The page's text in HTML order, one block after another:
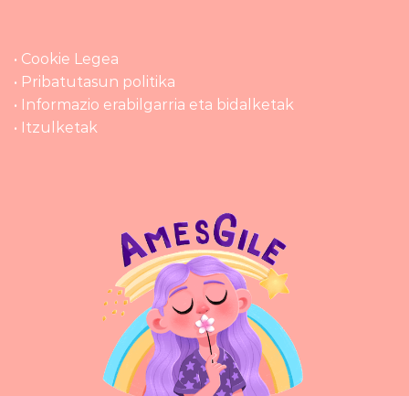
• Cookie Legea
• Pribatutasun politika
• Informazio erabilgarria eta bidalketak
• Itzulketak